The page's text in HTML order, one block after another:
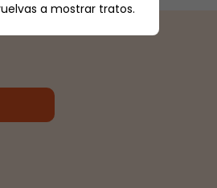
a mostrar tratos.